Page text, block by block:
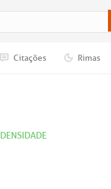
Citações Rimas
DENSIDADE